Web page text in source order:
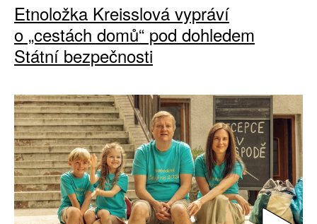
Etnoložka Kreisslová vypráví
o „cestách domů“ pod dohledem
Státní bezpečnosti